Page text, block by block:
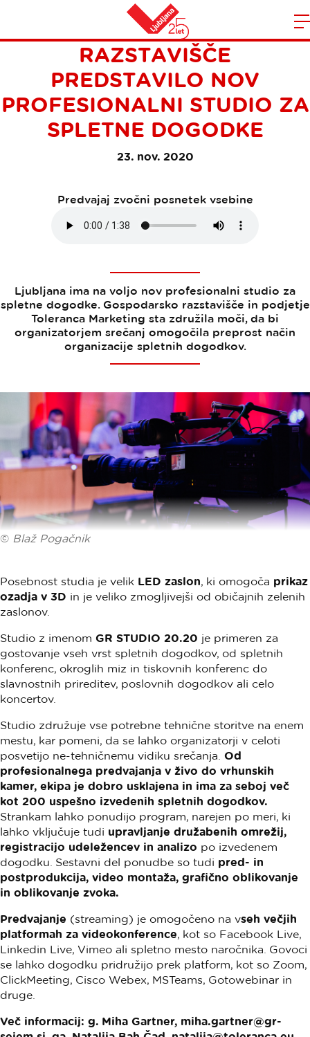
Domov
GOSPODARSKO
RAZSTAVIŠČE
PREDSTAVILO NOV
PROFESIONALNI STUDIO ZA
SPLETNE DOGODKE
23. nov. 2020
Predvajaj zvočni posnetek vsebine
Ljubljana ima na voljo nov profesionalni studio za
spletne dogodke. Gospodarsko razstavišče in podjetje
Toleranca Marketing sta združila moči, da bi
organizatorjem srečanj omogočila preprost način
organizacije spletnih dogodkov.
© Blaž Pogačnik
Posebnost studia je velik LED zaslon, ki omogoča prikaz
ozadja v 3D in je veliko zmogljivejši od običajnih zelenih
zaslonov.
Studio z imenom GR STUDIO 20.20 je primeren za
gostovanje vseh vrst spletnih dogodkov, od spletnih
konferenc, okroglih miz in tiskovnih konferenc do
slavnostnih prireditev, poslovnih dogodkov ali celo
koncertov.
Studio združuje vse potrebne tehnične storitve na enem
mestu, kar pomeni, da se lahko organizatorji v celoti
posvetijo ne-tehničnemu vidiku srečanja. Od
profesionalnega predvajanja v živo do vrhunskih
kamer, ekipa je dobro usklajena in ima za seboj več
kot 200 uspešno izvedenih spletnih dogodkov.
Strankam lahko ponudijo program, narejen po meri, ki
lahko vključuje tudi upravljanje družabenih omrežij,
registracijo udeležencev in analizo po izvedenem
dogodku. Sestavni del ponudbe so tudi pred- in
postprodukcija, video montaža, grafično oblikovanje
in oblikovanje zvoka.
Predvajanje (streaming) je omogočeno na vseh večjih
platformah za videokonference, kot so Facebook Live,
Linkedin Live, Vimeo ali spletno mesto naročnika. Govoci
se lahko dogodku pridružijo prek platform, kot so Zoom,
ClickMeeting, Cisco Webex, MSTeams, Gotowebinar in
druge.
Več informacij: g. Miha Gartner, miha.gartner@gr-